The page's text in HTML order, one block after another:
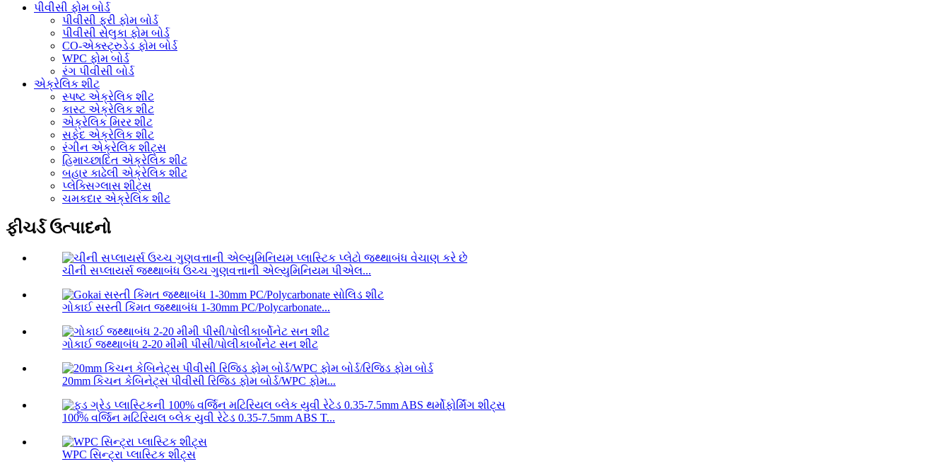
પીવીસી ફોમ બોર્ડ
પીવીસી ફ્રી ફોમ બોર્ડ
પીવીસી સેલુકા ફોમ બોર્ડ
CO-એક્સ્ટ્રુડેડ ફોમ બોર્ડ
WPC ફોમ બોર્ડ
રંગ પીવીસી બોર્ડ
એક્રેલિક શીટ
સ્પષ્ટ એક્રેલિક શીટ
કાસ્ટ એક્રેલિક શીટ
એક્રેલિક મિરર શીટ
સફેદ એક્રેલિક શીટ
રંગીન એક્રેલિક શીટ્સ
હિમાચ્છાદિત એક્રેલિક શીટ
બહાર કાઢેલી એક્રેલિક શીટ
પ્લેક્સિગ્લાસ શીટ્સ
ચમકદાર એક્રેલિક શીટ
ફીચર્ડ ઉત્પાદનો
ચીની સપ્લાયર્સ જથ્થાબંધ ઉચ્ચ ગુણવત્તાની એલ્યુમિનિયમ પીએલ...
ગોકાઈ સસ્તી કિંમત જથ્થાબંધ 1-30mm PC/Polycarbonate...
ગોકાઈ જથ્થાબંધ 2-20 મીમી પીસી/પોલીકાર્બોનેટ સન શીટ
20mm કિચન કેબિનેટ્સ પીવીસી રિજિડ ફોમ બોર્ડ/WPC ફોમ...
100% વર્જિન મટિરિયલ બ્લેક યુવી રેટેડ 0.35-7.5mm ABS T...
WPC સિન્ટ્રા પ્લાસ્ટિક શીટ્સ